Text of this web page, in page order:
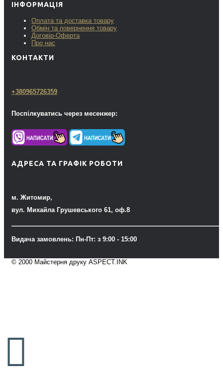
ІНФОРМАЦІЯ
Оплата та доставка товару
Обмін та повернення товару
Договір-Оферта
Про нас
КОНТАКТИ
+380965726359
Поспілкуватись через месенжер:
АДРЕСА ТА ГРАФІК РОБОТИ
м. Житомир,
вул. Михайла Грушевського 61, оф.8
Видача замовлень: Пн-Пт: з 9:00 - 15:00
© 2000 Майстерня друку ASPECT.INK